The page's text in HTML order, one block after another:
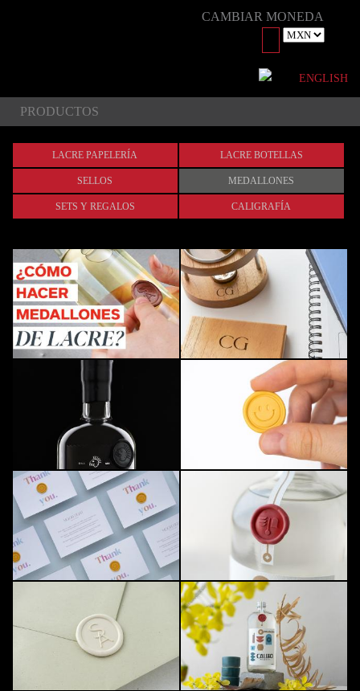
CAMBIAR MONEDA
ENGLISH
PRODUCTOS
LACRE PAPELERÍA LACRE BOTELLAS
SELLOS MEDALLONES
SETS Y REGALOS CALIGRAFÍA